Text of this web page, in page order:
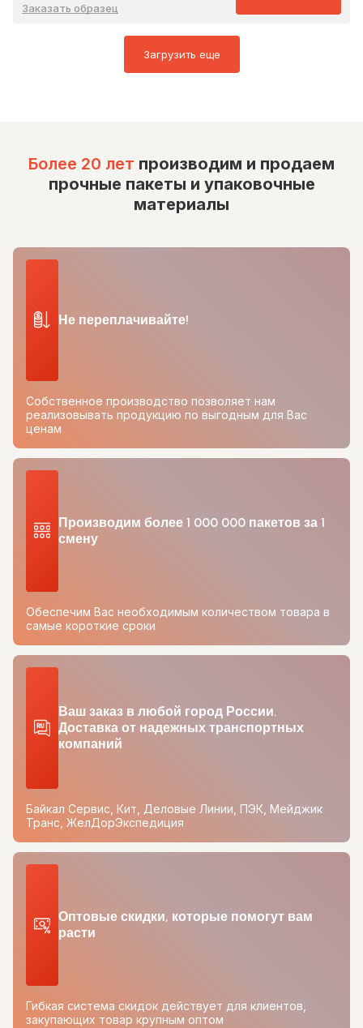
Заказать образец
Загрузить еще
Более 20 лет производим и продаем
прочные пакеты и упаковочные
материалы
Не переплачивайте!
Собственное производство позволяет нам
реализовывать продукцию по выгодным для Вас
ценам
Производим более 1 000 000 пакетов за 1
смену
Обеспечим Вас необходимым количеством товара в
самые короткие сроки
Ваш заказ в любой город России.
Доставка от надежных транспортных
компаний
Байкал Сервис, Кит, Деловые Линии, ПЭК, Мейджик
Транс, ЖелДорЭкспедиция
Оптовые скидки, которые помогут вам
расти
Гибкая система скидок действует для клиентов,
закупающих товар крупным оптом